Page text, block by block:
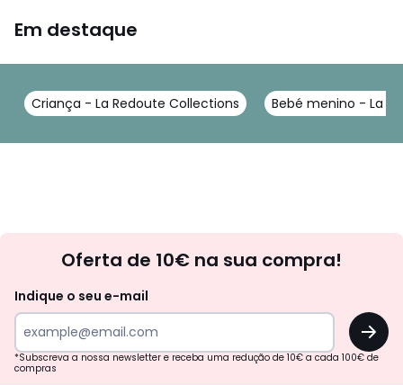
Em destaque
Criança - La Redoute Collections Bebé menino - La
Oferta de 10€ na sua compra!
Indique o seu e-mail
OK
*Subscreva a nossa newsletter e receba uma redução de 10€ a cada 100€ de
compras